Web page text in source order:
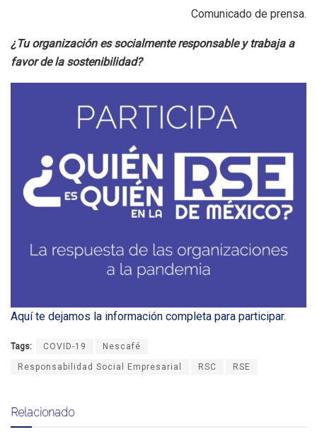
Comunicado de prensa.
¿Tu organización es socialmente responsable y trabaja a
favor de la sostenibilidad?
Aquí te dejamos la información completa para participar.
Tags: COVID-19 Nescafé
Responsabilidad Social Empresarial RSC RSE
Relacionado